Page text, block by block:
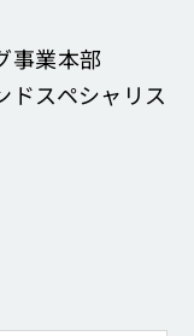
事業本部
スペシャリス